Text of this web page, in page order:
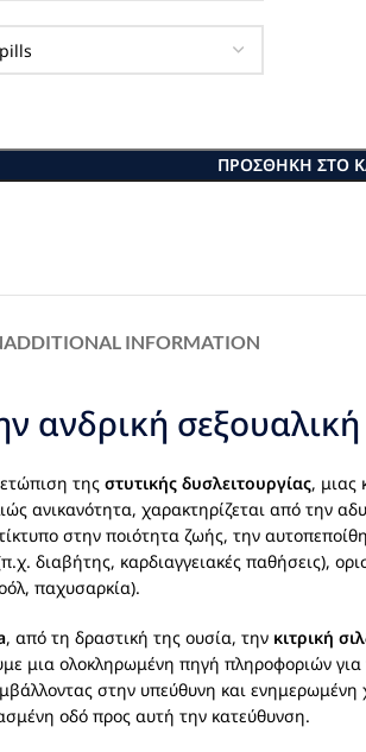
ΠΡΟΣΘΉΚΗ ΣΤΟ
ADDITIONAL INFORMATION
ανδρική
της στυτικής δυσλειτουργίας, μιας
ανικανότητα, χαρακτηρίζεται από την
στην ποιότητα ζωής, την
διαβήτης, καρδιαγγειακές παθήσεις),
παχυσαρκία).
, από τη δραστική της ουσία, την κιτρική
μια ολοκληρωμένη πηγή πληροφοριών
στην υπεύθυνη και ενημερωμένη
οδό προς αυτή την κατεύθυνση.